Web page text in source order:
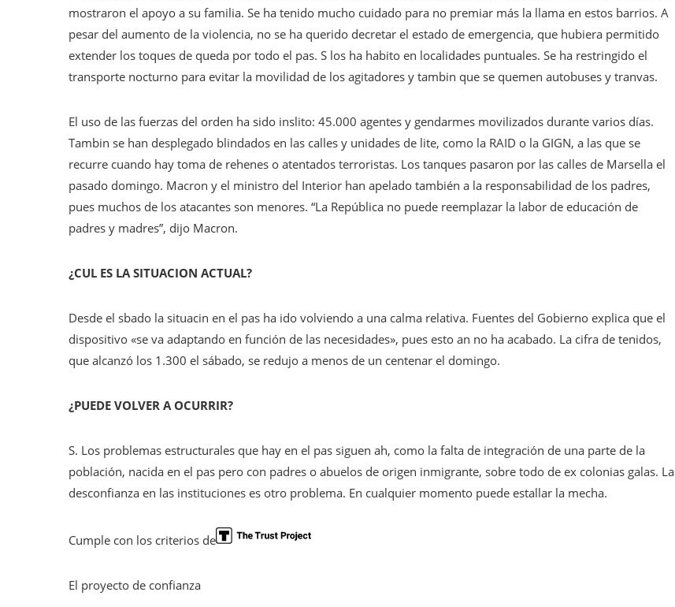
mostraron el apoyo a su familia. Se ha tenido mucho cuidado para no premiar más la llama en estos barrios. A
pesar del aumento de la violencia, no se ha querido decretar el estado de emergencia, que hubiera permitido
extender los toques de queda por todo el pas. S los ha habito en localidades puntuales. Se ha restringido el
transporte nocturno para evitar la movilidad de los agitadores y tambin que se quemen autobuses y tranvas.
El uso de las fuerzas del orden ha sido inslito: 45.000 agentes y gendarmes movilizados durante varios días.
Tambin se han desplegado blindados en las calles y unidades de lite, como la RAID o la GIGN, a las que se
recurre cuando hay toma de rehenes o atentados terroristas. Los tanques pasaron por las calles de Marsella el
pasado domingo. Macron y el ministro del Interior han apelado también a la responsabilidad de los padres,
pues muchos de los atacantes son menores. “La República no puede reemplazar la labor de educación de
padres y madres”, dijo Macron.
¿CUL ES LA SITUACION ACTUAL?
Desde el sbado la situacin en el pas ha ido volviendo a una calma relativa. Fuentes del Gobierno explica que el
dispositivo «se va adaptando en función de las necesidades», pues esto an no ha acabado. La cifra de tenidos,
que alcanzó los 1.300 el sábado, se redujo a menos de un centenar el domingo.
¿PUEDE VOLVER A OCURRIR?
S. Los problemas estructurales que hay en el pas siguen ah, como la falta de integración de una parte de la
población, nacida en el pas pero con padres o abuelos de origen inmigrante, sobre todo de ex colonias galas. La
desconfianza en las instituciones es otro problema. En cualquier momento puede estallar la mecha.
Cumple con los criterios de
El proyecto de confianza